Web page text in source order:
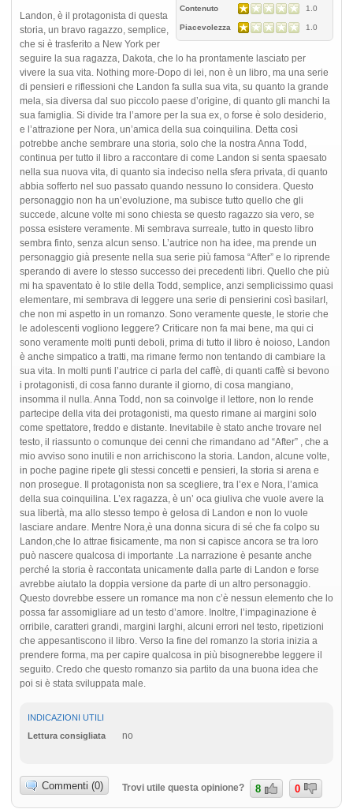
Contenuto 1.0
Piacevolezza 1.0
Landon, è il protagonista di questa
storia, un bravo ragazzo, semplice,
che si è trasferito a New York per
seguire la sua ragazza, Dakota, che lo ha prontamente lasciato per
vivere la sua vita. Nothing more-Dopo di lei, non è un libro, ma una serie
di pensieri e riflessioni che Landon fa sulla sua vita, su quanto la grande
mela, sia diversa dal suo piccolo paese d’origine, di quanto gli manchi la
sua famiglia. Si divide tra l’amore per la sua ex, o forse è solo desiderio,
e l’attrazione per Nora, un’amica della sua coinquilina. Detta così
potrebbe anche sembrare una storia, solo che la nostra Anna Todd,
continua per tutto il libro a raccontare di come Landon si senta spaesato
nella sua nuova vita, di quanto sia indeciso nella sfera privata, di quanto
abbia sofferto nel suo passato quando nessuno lo considera. Questo
personaggio non ha un’evoluzione, ma subisce tutto quello che gli
succede, alcune volte mi sono chiesta se questo ragazzo sia vero, se
possa esistere veramente. Mi sembrava surreale, tutto in questo libro
sembra finto, senza alcun senso. L’autrice non ha idee, ma prende un
personaggio già presente nella sua serie più famosa “After” e lo riprende
sperando di avere lo stesso successo dei precedenti libri. Quello che più
mi ha spaventato è lo stile della Todd, semplice, anzi semplicissimo quasi
elementare, mi sembrava di leggere una serie di pensierini così basilarI,
che non mi aspetto in un romanzo. Sono veramente queste, le storie che
le adolescenti vogliono leggere? Criticare non fa mai bene, ma qui ci
sono veramente molti punti deboli, prima di tutto il libro è noioso, Landon
è anche simpatico a tratti, ma rimane fermo non tentando di cambiare la
sua vita. In molti punti l’autrice ci parla del caffè, di quanti caffè si bevono
i protagonisti, di cosa fanno durante il giorno, di cosa mangiano,
insomma il nulla. Anna Todd, non sa coinvolge il lettore, non lo rende
partecipe della vita dei protagonisti, ma questo rimane ai margini solo
come spettatore, freddo e distante. Inevitabile è stato anche trovare nel
testo, il riassunto o comunque dei cenni che rimandano ad “After” , che a
mio avviso sono inutili e non arrichiscono la storia. Landon, alcune volte,
in poche pagine ripete gli stessi concetti e pensieri, la storia si arena e
non prosegue. Il protagonista non sa scegliere, tra l’ex e Nora, l’amica
della sua coinquilina. L’ex ragazza, è un’ oca giuliva che vuole avere la
sua libertà, ma allo stesso tempo è gelosa di Landon e non lo vuole
lasciare andare. Mentre Nora,è una donna sicura di sé che fa colpo su
Landon,che lo attrae fisicamente, ma non si capisce ancora se tra loro
può nascere qualcosa di importante .La narrazione è pesante anche
perché la storia è raccontata unicamente dalla parte di Landon e forse
avrebbe aiutato la doppia versione da parte di un altro personaggio.
Questo dovrebbe essere un romance ma non c’è nessun elemento che lo
possa far assomigliare ad un testo d’amore. Inoltre, l’impaginazione è
orribile, caratteri grandi, margini larghi, alcuni errori nel testo, ripetizioni
che appesantiscono il libro. Verso la fine del romanzo la storia inizia a
prendere forma, ma per capire qualcosa in più bisognerebbe leggere il
seguito. Credo che questo romanzo sia partito da una buona idea che
poi si è stata sviluppata male.
INDICAZIONI UTILI
Lettura consigliata
no
Commenti (0) Trovi utile questa opinione? 8 0